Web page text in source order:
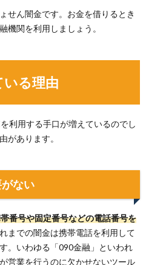
せん闇金です。お金を借りるとき
機関を利用しましょう。
いる理由
利用する手口が増えているのでし
があります。
ない
番号や固定番号などの電話番号を
までの闇金は携帯電話を利用して
。いわゆる「090金融」といわれ
営業を行うのに欠かせないツール